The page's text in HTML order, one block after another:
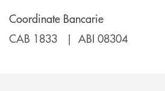
Coordinate Bancarie
CAB 1833 | ABI 08304